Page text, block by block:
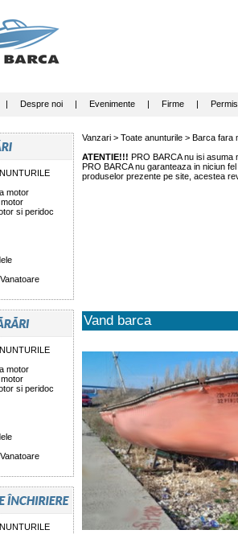
Despre noi| Evenimente| Firme|
motor
si peridoc
motor
si peridoc
Vanzari > Toate anunturile> Barca fara
ATENTIE!!! PRO BARCA nu isi asuma
PRO BARCA nu garanteaza in niciun
produselor prezente pe site, acestea
Vand barca